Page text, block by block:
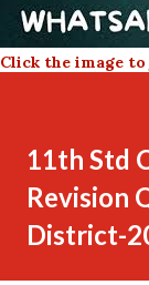
Click the image
11th Std
Revision
District-